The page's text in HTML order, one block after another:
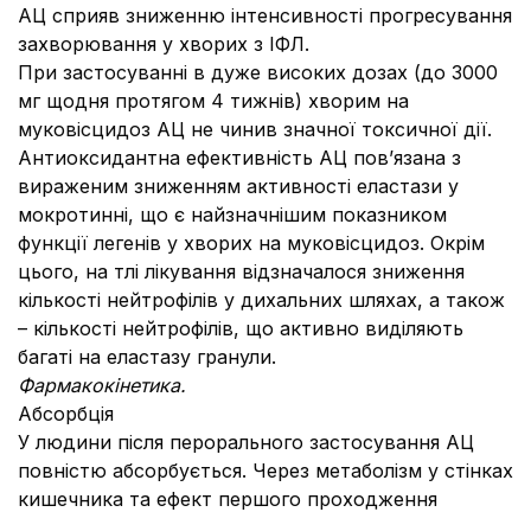
АЦ сприяв зниженню інтенсивності прогресування
захворювання у хворих з ІФЛ.
При застосуванні в дуже високих дозах (до 3000
мг щодня протягом 4 тижнів) хворим на
муковісцидоз АЦ не чинив значної токсичної дії.
Антиоксидантна ефективність АЦ пов’язана з
вираженим зниженням активності еластази у
мокротинні, що є найзначнішим показником
функції легенiв у хворих на муковісцидоз. Окрім
цього, на тлі лікування відзначалося зниження
кількості нейтрофілів у дихальних шляхах, а також
– кількості нейтрофілів, що активно виділяють
багаті на еластазу гранули.
Фармакокінетика.
Абсорбція
У людини після перорального застосування АЦ
повністю абсорбується. Через метаболізм у стінках
кишечника та ефект першого проходження